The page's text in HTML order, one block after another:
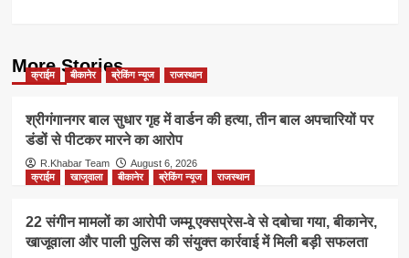
More Stories
क्राईम बीकानेर ब्रेकिंग न्यूज राजस्थान
श्रीगंगानगर बाल सुधार गृह में वार्डन की हत्या, तीन बाल अपचारियों पर
डंडों से पीटकर मारने का आरोप
R.Khabar Team
August 6, 2026
क्राईम
खाजूवाला बीकानेर ब्रेकिंग न्यूज राजस्थान
22 संगीन मामलों का आरोपी जम्मू एक्सप्रेस-वे से दबोचा गया, बीकानेर,
खाजूवाला और पाली पुलिस की संयुक्त कार्रवाई में मिली बड़ी सफलता